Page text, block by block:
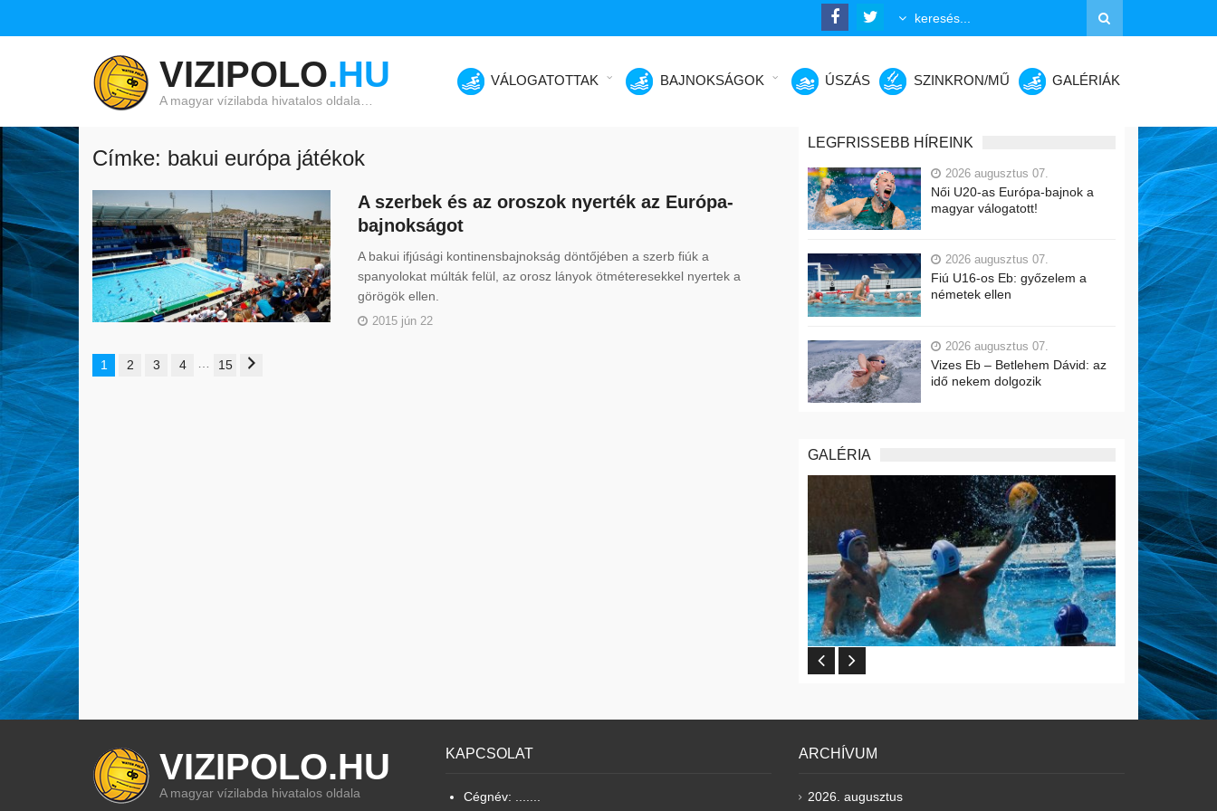
VIZIPOLO.HU
A magyar vízilabda hivatalos oldala…
VÁLOGATOTTAK BAJNOKSÁGOK ÚSZÁS SZINKRON/MŰ GALÉRIÁK
Címke: bakui európa játékok
A szerbek és az oroszok nyerték az Európa-
bajnokságot
A bakui ifjúsági kontinensbajnokság döntőjében a szerb fiúk a
spanyolokat múlták felül, az orosz lányok ötméteresekkel nyertek a
görögök ellen.
2015 jún 22
1 2 3 4 15
LEGFRISSEBB HÍREINK
2026 augusztus 07.
Női U20-as Európa-bajnok a
magyar válogatott!
2026 augusztus 07.
Fiú U16-os Eb: győzelem a
németek ellen
2026 augusztus 07.
Vizes Eb – Betlehem Dávid: az
idő nekem dolgozik
GALÉRIA
VIZIPOLO.HU
A magyar vízilabda hivatalos oldala
KAPCSOLAT
Cégnév: .......
ARCHÍVUM
2026. augusztus